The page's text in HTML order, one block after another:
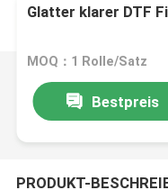
Glatter klarer DTF
MOQ：1 Rolle/Satz
Bestpreis
PRODUKT-